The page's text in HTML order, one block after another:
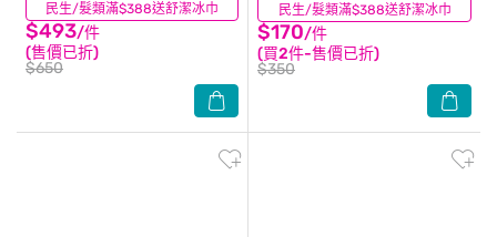
民生/髮類滿$388送舒潔冰巾
$493/件
(售價已折)
$650
(34) 民生/髮類滿$388送舒潔冰巾
$170/件
(買2件-售價已折)
$350
(14)